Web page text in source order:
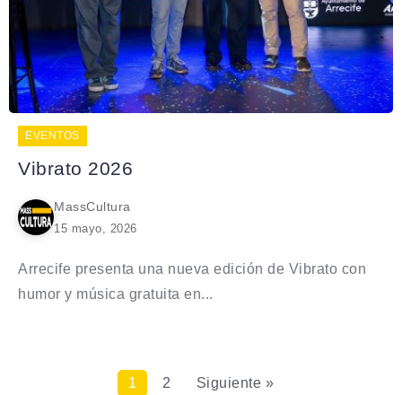
EVENTOS
Vibrato 2026
MassCultura
15 mayo, 2026
Arrecife presenta una nueva edición de Vibrato con
humor y música gratuita en...
1 2 Siguiente »